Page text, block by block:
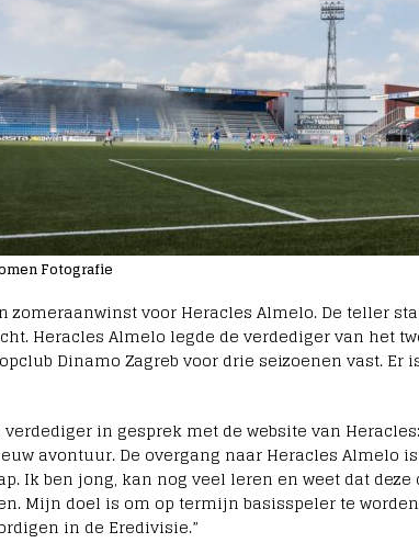
Fotografie
zomeraanwinst voor Heracles Almelo. De teller
Heracles Almelo legde de verdediger van het
Dinamo Zagreb voor drie seizoenen vast. Er
verdediger in gesprek met de website van
avontuur. De overgang naar Heracles Almelo
Ik ben jong, kan nog veel leren en weet dat
Mijn doel is om op termijn basisspeler te
in de Eredivisie.”